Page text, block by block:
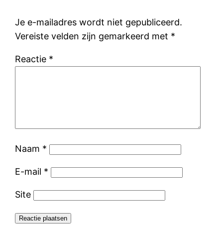
Je e-mailadres wordt niet gepubliceerd.
Vereiste velden zijn gemarkeerd met *
Reactie *
Naam *
E-mail *
Site